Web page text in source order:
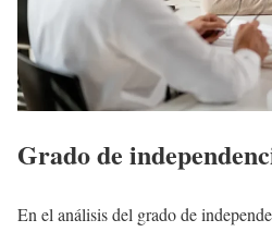
Grado de
En el análisis del grado de